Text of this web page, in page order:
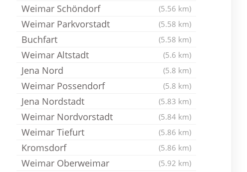
Weimar Schöndorf (5.56 km)
Weimar Parkvorstadt (5.58 km)
Buchfart (5.58 km)
Weimar Altstadt (5.6 km)
Jena Nord (5.8 km)
Weimar Possendorf (5.8 km)
Jena Nordstadt (5.83 km)
Weimar Nordvorstadt (5.84 km)
Weimar Tiefurt (5.86 km)
Kromsdorf (5.86 km)
Weimar Oberweimar (5.92 km)